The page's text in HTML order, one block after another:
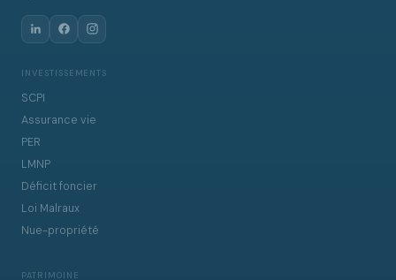
INVESTISSEMENTS
SCPI
Assurance vie
PER
LMNP
Déficit foncier
Loi Malraux
Nue-propriété
PATRIMOINE